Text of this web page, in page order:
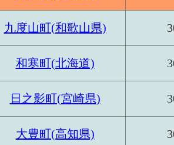
九度山町(和歌山県)
和寒町(北海道)
日之影町(宮崎県)
大豊町(高知県)